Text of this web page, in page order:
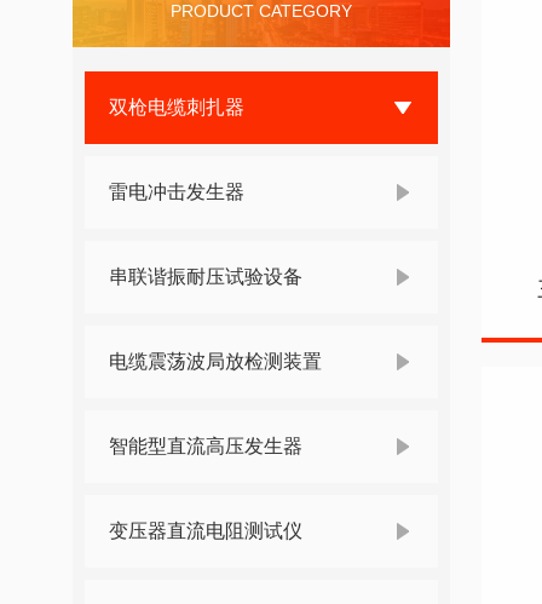
PRODUCT CATEGORY
双枪电缆刺扎器
雷电冲击发生器
串联谐振耐压试验设备
电缆震荡波局放检测装置
智能型直流高压发生器
变压器直流电阻测试仪